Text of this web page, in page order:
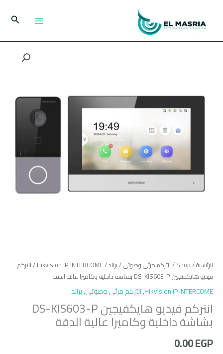
المحتوى
البحث
الرئيسية/
Shop
/انتركم مرئى وصوتى/براند/
Hikvision IP INTERCOME/ انتركم
فيديو هايكفيجين DS-KIS603-P بشاشة داخلية وكاميرا عالية الدقة
Hikvision IP INTERCOME
,انتركم مرئى وصوتى,براند
انتركم فيديو هايكفيجين DS-KIS603-P
بشاشة داخلية وكاميرا عالية الدقة
0.00EGP
DS-
KIS603-
عالية